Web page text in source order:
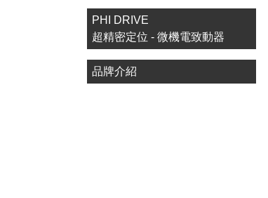
PHI DRIVE
超精密定位 - 微機電致動器
品牌介紹